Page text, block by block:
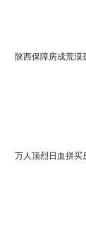
陕西保障房成荒漠
万人顶烈日血拼买